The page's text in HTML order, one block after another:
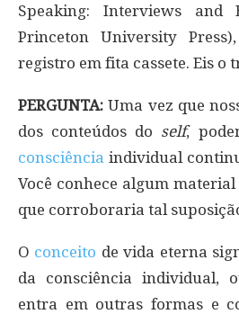
Speaking: Interviews and
Princeton University
registro em fita cassete. Eis o
PERGUNTA: Uma vez que
dos conteúdos do self,
consciência individual
Você conhece algum
que corroboraria tal
O conceito de vida eterna
da consciência individual,
entra em outras formas e